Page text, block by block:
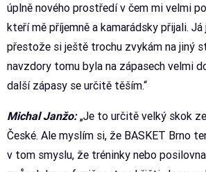
úplně nového prostředí v čem mi velmi
kteří mě příjemně a kamarádsky přijali.
přestože si ještě trochu zvykám na jiný
navzdory tomu byla na zápasech velmi
další zápasy se určitě těším.“
Michal Janžo:„Je to určitě velký skok
České. Ale myslím si, že BASKET Brno
v tom smyslu, že tréninky nebo